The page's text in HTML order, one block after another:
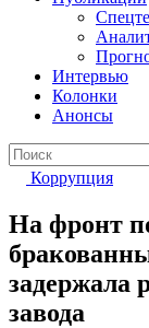
Интервью
Колонки
Анонсы
Коррупция
На фронт
задержала
завода